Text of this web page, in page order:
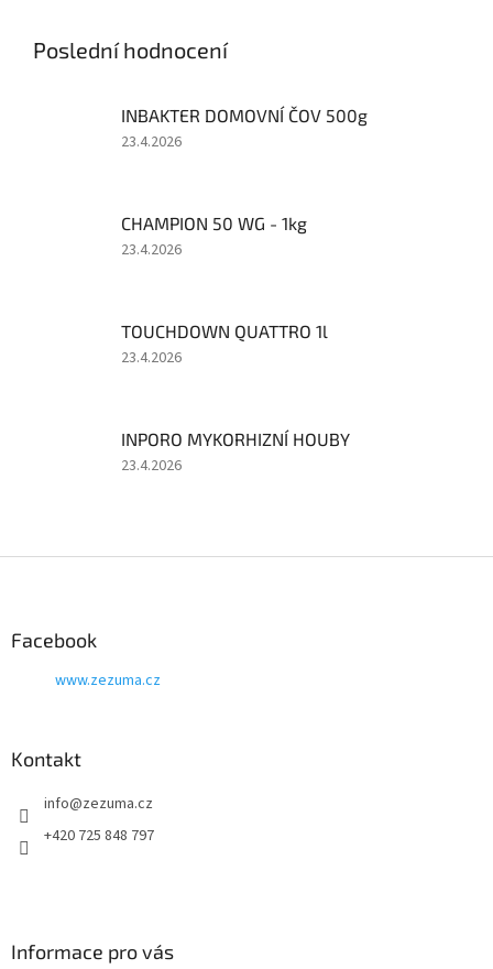
Poslední hodnocení
INBAKTER DOMOVNÍ ČOV 500g
Hodnocení
z
5
23.4.2026
CHAMPION 50 WG - 1kg
Hodnocení
z
5
23.4.2026
TOUCHDOWN QUATTRO 1l
Hodnocení
z
5
23.4.2026
INPORO MYKORHIZNÍ HOUBY
Hodnocení
23.4.2026
Facebook
www.zezuma.cz
Kontakt
info@zezuma.cz
+420 725 848 797
Informace pro vás